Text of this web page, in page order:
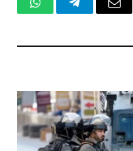
البريد تيلقرام